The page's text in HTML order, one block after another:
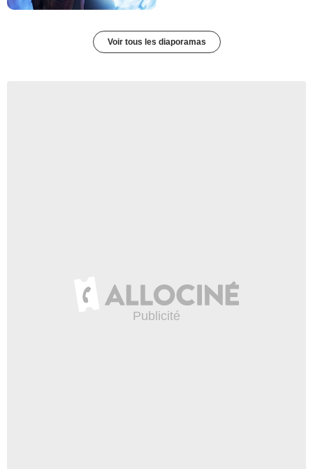
Voir tous les diaporamas